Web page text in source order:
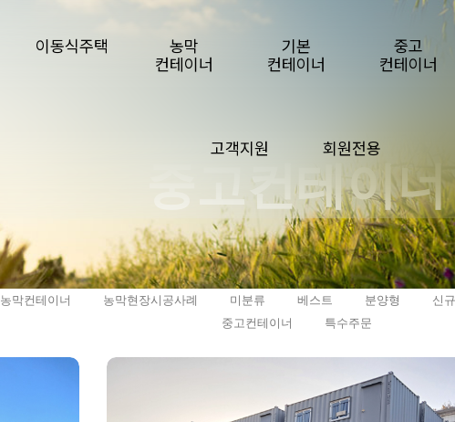
이동식주택
농막
컨테이너
기본
컨테이너
중고
컨테이너
고객지원 회원전용
중고컨테이너
농막컨테이너 농막현장시공사례 미분류 베스트 분양형 신규
중고컨테이너
특수주문